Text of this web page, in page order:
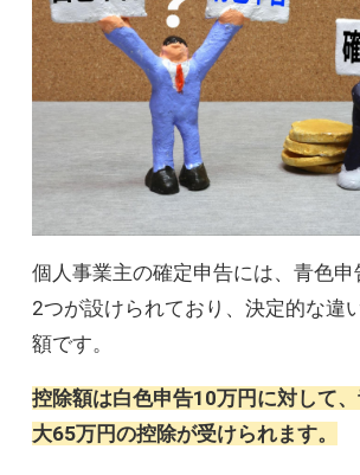
個人事業主の確定申告には、青色
2つが設けられており、決定的な違
額です。
控除額は白色申告10万円に対して
大65万円の控除が受けられます。